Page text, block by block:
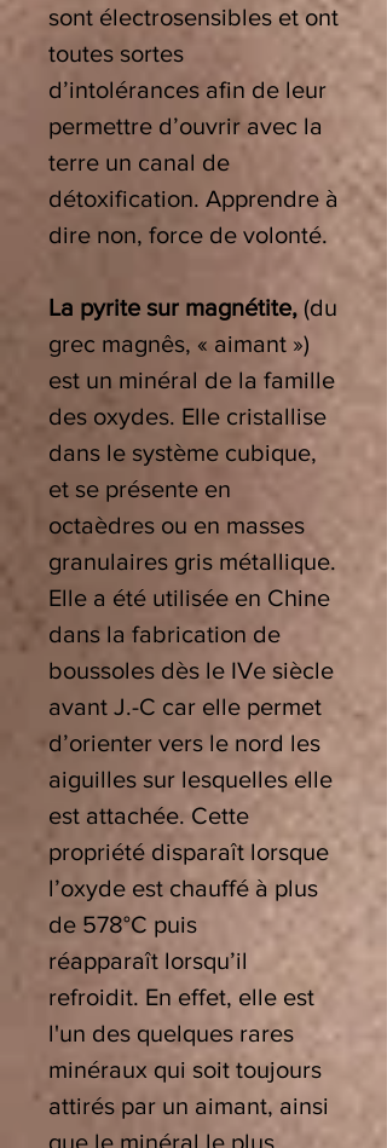
sont électrosensibles et ont
toutes sortes
d’intolérances afin de leur
permettre d’ouvrir avec la
terre un canal de
détoxification. Apprendre à
dire non, force de volonté.
La pyrite sur magnétite, (du
grec magnês, « aimant »)
est un minéral de la famille
des oxydes. Elle cristallise
dans le système cubique,
et se présente en
octaèdres ou en masses
granulaires gris métallique.
Elle a été utilisée en Chine
dans la fabrication de
boussoles dès le IVe siècle
avant J.-C car elle permet
d’orienter vers le nord les
aiguilles sur lesquelles elle
est attachée. Cette
propriété disparaît lorsque
l’oxyde est chauffé à plus
de 578°C puis
réapparaît lorsqu’il
refroidit. En effet, elle est
l'un des quelques rares
minéraux qui soit toujours
attirés par un aimant, ainsi
que le minéral le plus